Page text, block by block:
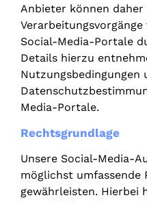
Anbieter können daher
Social-Media-Portale
Details hierzu
Nutzungsbedingungen
Media-Portale.
Rechtsgrundlage
Unsere Social-Media-
möglichst umfassende
gewährleisten. Hierbei